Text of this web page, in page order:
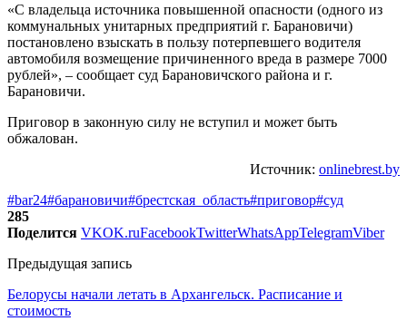
«С владельца источника повышенной опасности (одного из
коммунальных унитарных предприятий г. Барановичи)
постановлено взыскать в пользу потерпевшего водителя
автомобиля возмещение причиненного вреда в размере 7000
рублей», – сообщает суд Барановичского района и г.
Барановичи.
Приговор в законную силу не вступил и может быть
обжалован.
Источник: onlinebrest.by
#bar24#барановичи#брестская_область#приговор#суд
285
Поделится VKOK.ruFacebookTwitterWhatsAppTelegramViber
Предыдущая запись
Белорусы начали летать в Архангельск. Расписание и
стоимость